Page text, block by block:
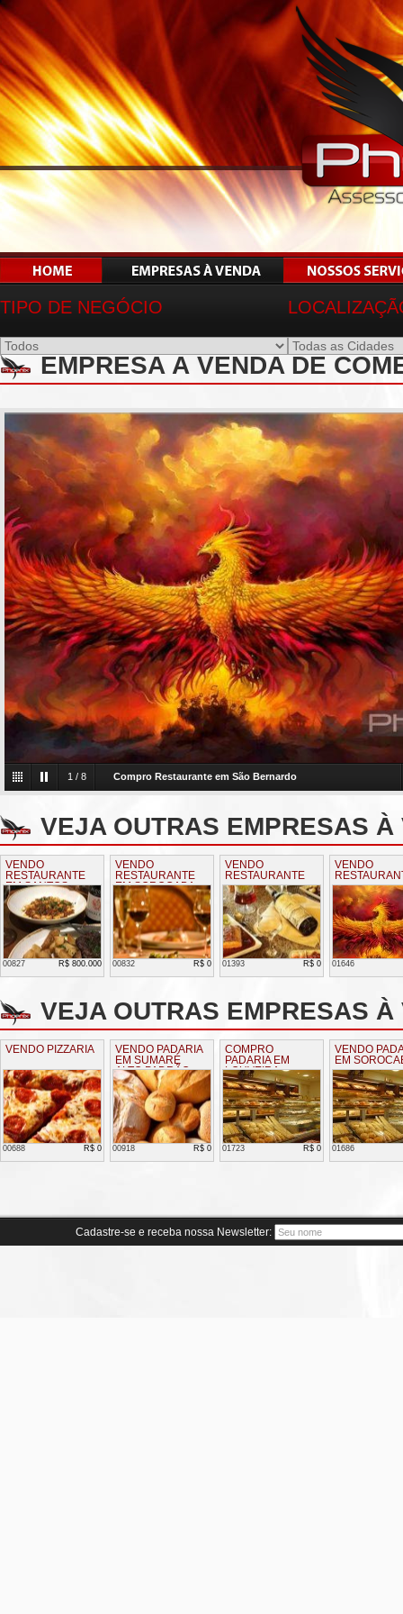
TIPO DE NEGÓCIO
EMPRESA À VENDA DE
JOSE RIO PRETO-SP - REF
1 / 8 Compro Restaurante em São Bernardo
VEJA OUTRAS EMPRESAS
VENDO
RESTAURANTE
EM SANTOS
00827 R$ 800.000
VENDO
RESTAURANTE
EM SOROCABA
00832 R$ 0
VENDO
RESTAURANTE
01393 R$ 0
VENDO
01646
VEJA OUTRAS EMPRESAS
VENDO PIZZARIA
00688 R$ 0
VENDO PADARIA
EM SUMARÉ
ALTO PADRÃO
00918 R$ 0
COMPRO
PADARIA EM
LOUVEIRA
01723 R$ 0
VENDO
EM
01686
Cadastre-se e receba nossa Newsletter: